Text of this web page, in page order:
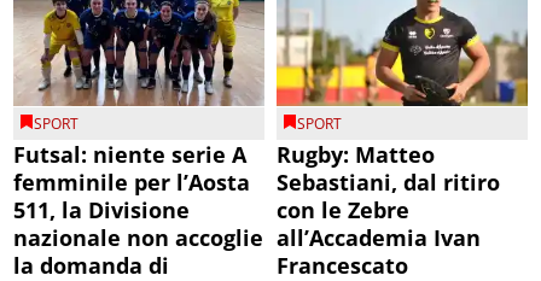
SPORT
Futsal: niente serie A
femminile per l’Aosta
511, la Divisione
nazionale non accoglie
la domanda di
SPORT
Rugby: Matteo
Sebastiani, dal ritiro
con le Zebre
all’Accademia Ivan
Francescato